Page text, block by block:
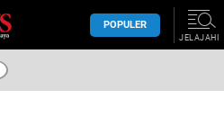
POPULER
JELAJAHI